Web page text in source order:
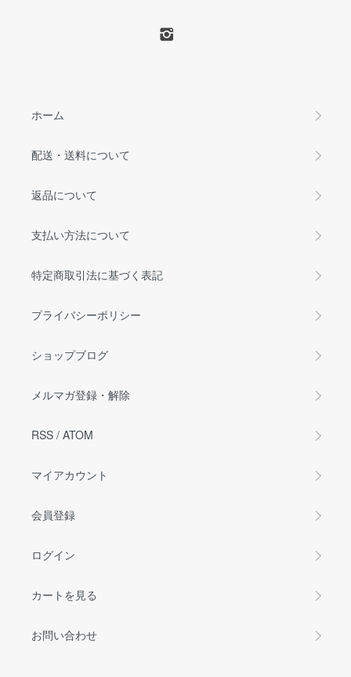
ホーム
配送・送料について
返品について
支払い方法について
特定商取引法に基づく表記
プライバシーポリシー
ショップブログ
メルマガ登録・解除
RSS / ATOM
マイアカウント
会員登録
ログイン
カートを見る
お問い合わせ